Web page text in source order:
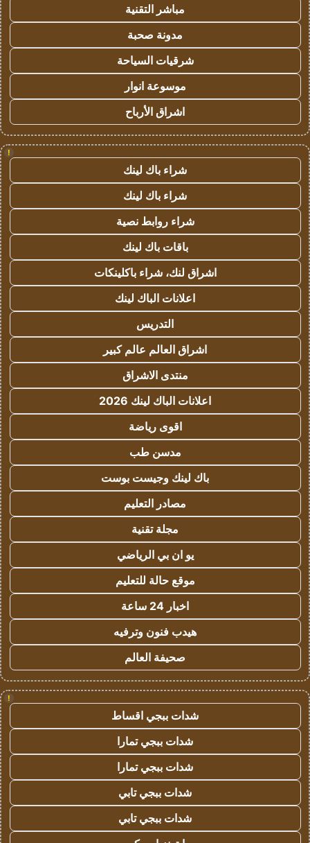
مباشر التقنية
مدونة صحبة
شرقيات السياحة
موسوعة انوار
اشراق الأرباح
!
شراء باك لينك
شراء باك لينك
شراء روابط نصية
باقات باك لينك
اشراق لنك، شراء باكلينكات
اعلانات الباك لينك
التدريس
اشراق العالم عالم كبير
منتدى الاشراق
اعلانات الباك لينك 2026
اقوى رياضة
مدسن طب
باك لينك وجيست بوست
مصادر التعليم
مجلة تقنية
يو ان بي الرياضي
موقع حالة للتعليم
اخبار 24 ساعة
هيدب فنون وترفيه
صحيفة العالم
!
شدات ببجي اقساط
شدات ببجي تمارا
شدات ببجي تمارا
شدات ببجي تابي
شدات ببجي تابي